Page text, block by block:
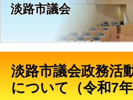
淡路市議会
淡路市議会政務活
について（令和7